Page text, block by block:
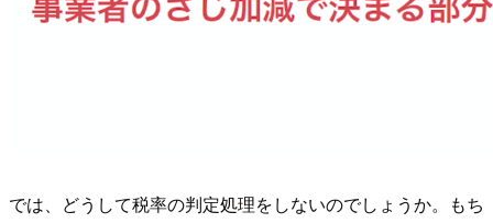
では、どうして税率の判定処理をしないのでしょうか。もち